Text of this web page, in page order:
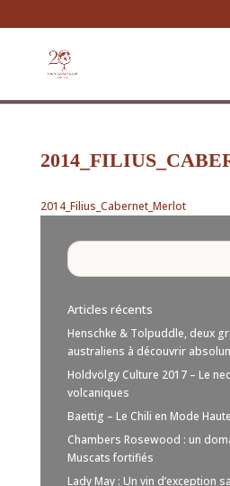
2014_Filius_Cabernet_Merlot
Articles récents
Henschke & Tolpuddle, deux
australiens à découvrir
Holdvölgy Culture 2017 – Le
volcaniques
Baettig – Le Chili en Mode
Chambers Rosewood : un
Muscats fortifiés
Lady May : Un vin d’exception